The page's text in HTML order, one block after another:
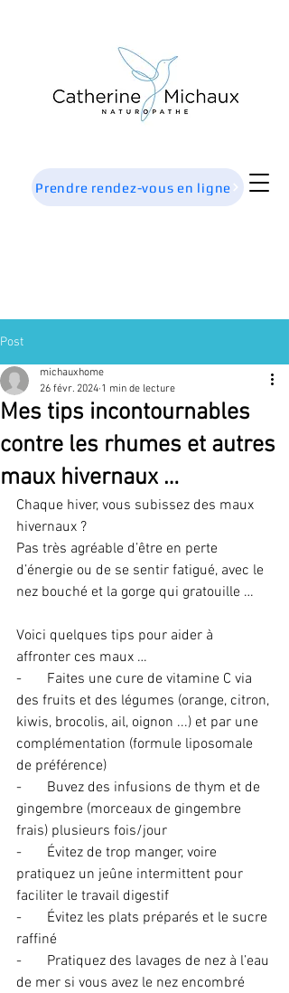
Prendre rendez-vous en ligne
Post
Mes tips incontournables
contre les rhumes et autres
maux hivernaux …
michauxhome
26 févr. 2024 1 min de lecture
Chaque hiver, vous subissez des maux
hivernaux ?
Pas très agréable d’être en perte
d’énergie ou de se sentir fatigué, avec le
nez bouché et la gorge qui gratouille …
Voici quelques tips pour aider à
affronter ces maux …
-       Faites une cure de vitamine C via
des fruits et des légumes (orange, citron,
kiwis, brocolis, ail, oignon ...) et par une
complémentation (formule liposomale
de préférence)
-       Buvez des infusions de thym et de
gingembre (morceaux de gingembre
frais) plusieurs fois/jour
-       Évitez de trop manger, voire
pratiquez un jeûne intermittent pour
faciliter le travail digestif
-       Évitez les plats préparés et le sucre
raffiné
-       Pratiquez des lavages de nez à l’eau
de mer si vous avez le nez encombré